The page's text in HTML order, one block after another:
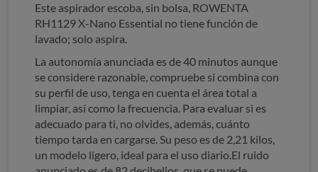
Este aspirador escoba, sin bolsa, ROWENTA
RH1129 X-Nano Essential no tiene función de
lavado; solo aspira.
La autonomía anunciada es de 40 minutos aunque
se considere razonable, compruebe si combina con
su perfil de uso, tenga en cuenta el área total a
limpiar, así como la frecuencia. Para evaluar si es
adecuado para ti, no olvides, además, cuánto
tiempo tarda en cargarse. Su peso es de 2,21 kilos,
un modelo ligero, ideal para el uso diario.El ruido